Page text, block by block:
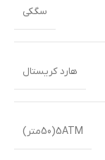
سگکی
هارد کریستال
5ATM(50متر)